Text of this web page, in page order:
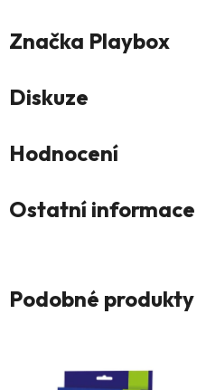
Značka Playbox
Diskuze
Hodnocení
Ostatní informace
Podobné produkty